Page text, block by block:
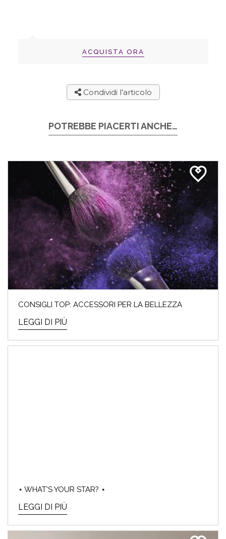
ACQUISTA ORA
Condividi l’articolo
POTREBBE PIACERTI ANCHE…
CONSIGLI TOP: ACCESSORI PER LA BELLEZZA
LEGGI DI PIÙ
⋆ WHAT'S YOUR STAR? ⋆
LEGGI DI PIÙ